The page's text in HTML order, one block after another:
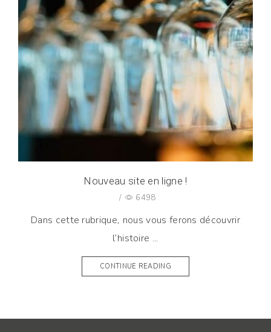
Nouveau site en ligne !
/ 6498
Dans cette rubrique, nous vous ferons découvrir
l’histoire ...
CONTINUE READING